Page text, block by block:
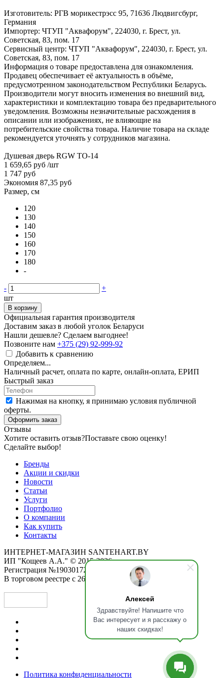
Алексей
Здравствуйте! Напишите что
Вас интересует и я расскажу о
наших скидках!
Изготовитель: РГВ морикестрэсс 95, 71636 Людвигсбург,
Германия
Импортер: ЧТУП "Аквафорум", 224030, г. Брест, ул.
Советская, 83, пом. 17
Сервисный центр: ЧТУП "Аквафорум", 224030, г. Брест, ул.
Советская, 83, пом. 17
Информация о товаре предоставлена для ознакомления.
Продавец обеспечивает её актуальность в объёме,
предусмотренном законодательством Республики Беларусь.
Производители могут вносить изменения во внешний вид,
характеристики и комплектацию товара без предварительного
уведомления. Возможны незначительные расхождения в
описании или изображениях, не влияющие на
потребительские свойства товара. Наличие товара на складе
рекомендуется уточнять у сотрудников магазина.
Душевая дверь RGW TO-14
1 659,65 руб /шт
1 747 руб
Экономия 87,35 руб
Размер, см
120
130
140
150
160
170
180
-
-
+
шт
В корзину
Официальная гарантия производителя
Доставим заказ в любой уголок Беларуси
Нашли дешевле? Сделаем выгоднее!
Позвоните нам +375 (29) 92-999-92
Добавить к сравнению
Определяем...
Наличный расчет, оплата по карте, онлайн-оплата, ЕРИП
Быстрый заказ
Нажимая на кнопку, я принимаю условия публичной
оферты.
Оформить заказ
Отзывы
Хотите оставить отзыв?Поставьте свою оценку!
Сделайте выбор!
Бренды
Акции и скидки
Новости
Статьи
Услуги
Портфолио
О компании
Как купить
Контакты
ИНТЕРНЕТ-МАГАЗИН SANTEHART.BY
ИП "Кощеев А.А." © 2015-2026
Регистрация №190301725 от 12.02.2015
В торговом реестре с 26.11.2019
Политика конфиденциальности